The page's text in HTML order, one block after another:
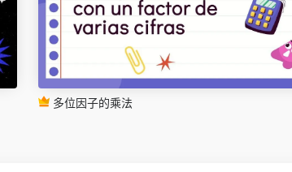
多位因子的乘法